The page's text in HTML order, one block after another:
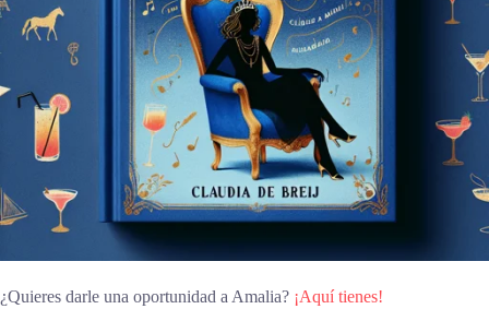
¿Quieres darle una oportunidad a Amalia? ¡Aquí tienes!